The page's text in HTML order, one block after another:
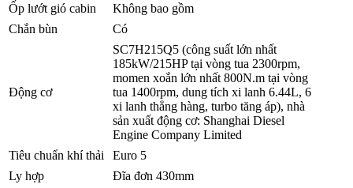
Ốp lướt gió cabin
Không bao gồm
Chắn bùn
Có
Động cơ
SC7H215Q5 (công suất lớn nhất
185kW/215HP tại vòng tua 2300rpm,
momen xoắn lớn nhất 800N.m tại vòng
tua 1400rpm, dung tích xi lanh 6.44L, 6
xi lanh thẳng hàng, turbo tăng áp), nhà
sản xuất động cơ: Shanghai Diesel
Engine Company Limited
Tiêu chuẩn khí thải
Euro 5
Ly hợp
Đĩa đơn 430mm